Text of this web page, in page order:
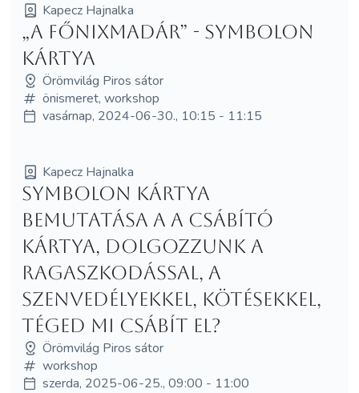
Kapecz Hajnalka
„A Főnixmadár” - Symbolon
kártya
Örömvilág Piros sátor
önismeret, workshop
vasárnap, 2024-06-30., 10:15 - 11:15
Kapecz Hajnalka
Symbolon kártya
bemutatása a A Csábító
kártya, dolgozzunk a
ragaszkodással, a
szenvedélyekkel, kötésekkel,
téged mi csábít el?
Örömvilág Piros sátor
workshop
szerda, 2025-06-25., 09:00 - 11:00